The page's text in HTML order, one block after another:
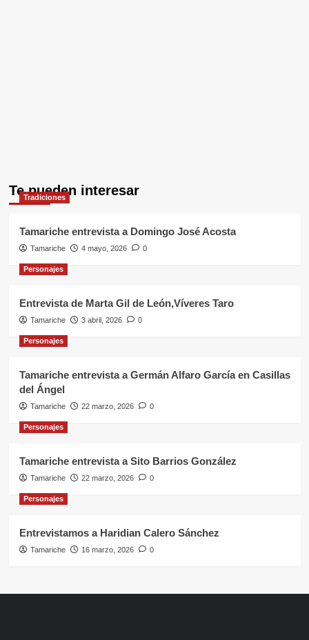
Te pueden interesar
Tradiciones
Tamariche entrevista a Domingo José Acosta
Tamariche 4 mayo, 2026 0
Personajes
Entrevista de Marta Gil de León,Víveres Taro
Tamariche 3 abril, 2026 0
Personajes
Tamariche entrevista a Germán Alfaro García en Casillas
del Ángel
Tamariche 22 marzo, 2026 0
Personajes
Tamariche entrevista a Sito Barrios González
Tamariche 22 marzo, 2026 0
Personajes
Entrevistamos a Haridian Calero Sánchez
Tamariche 16 marzo, 2026 0